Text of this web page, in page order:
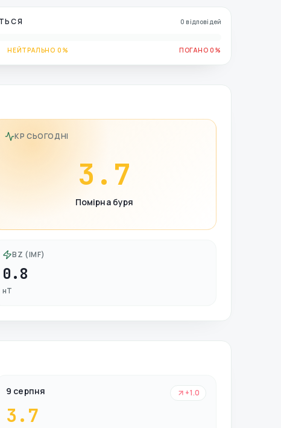
0 відповідей
НЕЙТРАЛЬНО 0% ПОГАНО 0%
KP СЬОГОДНІ
3.7
Помірна буря
BZ (IMF)
0.8
нТ
9 серпня
3.7
+1.0